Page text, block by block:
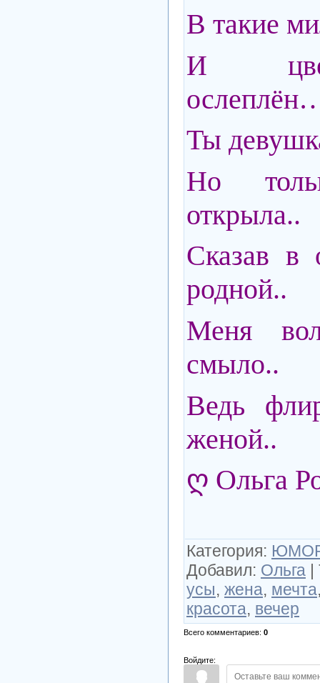
В такие
И
Ты
Но
открыла..
Сказав в
родной..
Меня
смыло..
Ведь
женой..
ღ Ольга
Категория:
Добавил: Ольга |
усы, жена, мечта
красота, вечер
Всего комментариев: 0
Войдите: